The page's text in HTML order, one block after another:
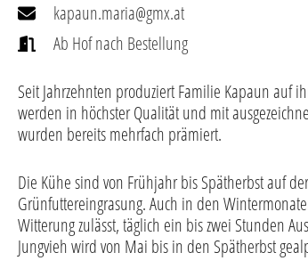
kapaun.maria@gmx.at
Ab Hof nach Bestellung
Seit Jahrzehnten produziert Familie Kapaun auf
werden in höchster Qualität und mit
wurden bereits mehrfach prämiert.
Die Kühe sind von Frühjahr bis Spätherbst auf
Grünfuttereingrasung. Auch in den
Witterung zulässt, täglich ein bis zwei Stunden
Jungvieh wird von Mai bis in den Spätherbst